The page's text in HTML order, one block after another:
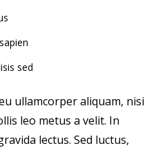
sed
ullamcorper aliquam, nisi
leo metus a velit. In
lectus. Sed luctus,